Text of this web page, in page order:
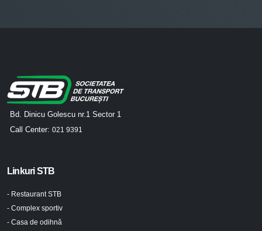
Bd. Dinicu Golescu nr.1 Sector 1
Call Center: 021 9391
Linkuri STB
- Restaurant STB
- Complex sportiv
- Casa de odihnă